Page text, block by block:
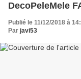
DecoPeleMele
Publié le 11/12/2018 à
Par javi53